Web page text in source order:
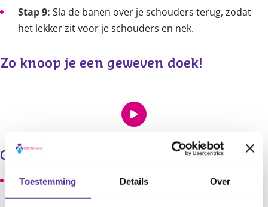
Toestemming Details Over
Stap 9: Sla de banen over je schouders terug, zodat
het lekker zit voor je schouders en nek.
Zo knoop je een geweven doek!
Ook interessant
Je kind dragen: welke materialen en methoden zijn
er?